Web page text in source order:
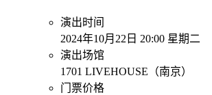
演出时间
2024年10月22日 20:00 星期二
演出场馆
1701 LIVEHOUSE（南京）
门票价格